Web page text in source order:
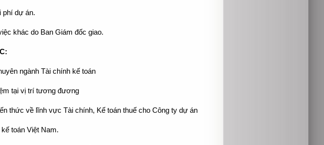
phí dự án.
khác do Ban Giám đốc giao.
ngành Tài chính kế toán
tại vị trí tương đương
thức về lĩnh vực Tài chính, Kế toán thuế cho Công ty dự án
toán Việt Nam.